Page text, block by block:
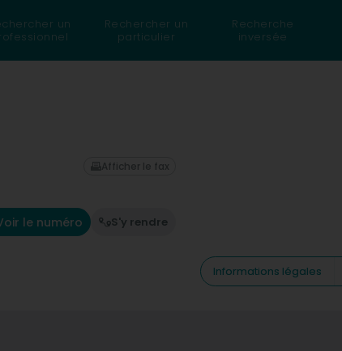
un
Rechercher un
particulier
Recherche
inversée
le numéro S'y rendre
Afficher le fax
Informations légales